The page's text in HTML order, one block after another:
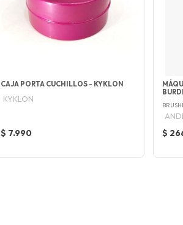
CAJA PORTA CUCHILLOS - KYKLON
KYKLON
$ 7.990 $